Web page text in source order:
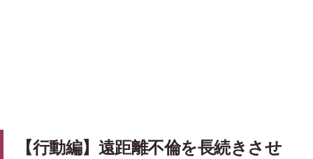
【行動編】遠距離不倫を長続きさせ